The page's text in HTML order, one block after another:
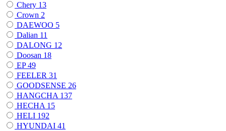
Chery 13
Crown 2
DAEWOO 5
Dalian 11
DALONG 12
Doosan 18
EP49
FEELER 31
GOODSENSE 26
HANGCHA 137
HECHA 15
HELI 192
HYUNDAI 41